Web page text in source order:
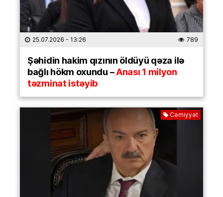
25.07.2026 - 13:26 789
Şəhidin hakim qızının öldüyü qəza ilə
bağlı hökm oxundu –Anası 1 milyon
təzminat istəyib
Cəmiyyət